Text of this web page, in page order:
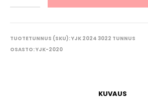
TUOTETUNNUS (SKU):YJK 2024 3022 TUNNUS
OSASTO:YJK-2020
KUVAUS